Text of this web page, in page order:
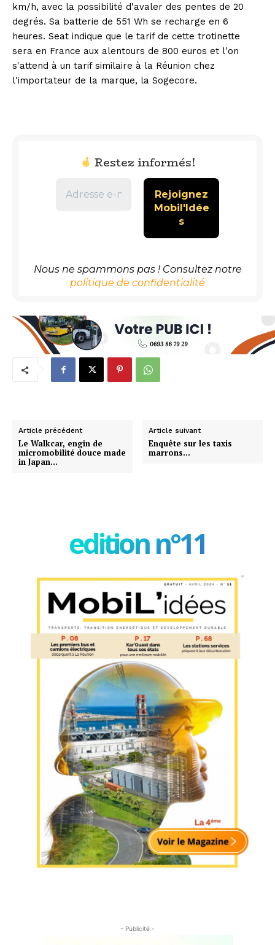
km/h, avec la possibilité d'avaler des pentes de 20
degrés. Sa batterie de 551 Wh se recharge en 6
heures. Seat indique que le tarif de cette trotinette
sera en France aux alentours de 800 euros et l'on
s'attend à un tarif similaire à la Réunion chez
l'importateur de la marque, la Sogecore.
Restez informés!
Nous ne spammons pas ! Consultez notre
politique de confidentialité
Article précédent
Le Walkcar, engin de
micromobilité douce made
in Japan…
Article suivant
Enquête sur les taxis
marrons…
edition n°11
- Publicité -